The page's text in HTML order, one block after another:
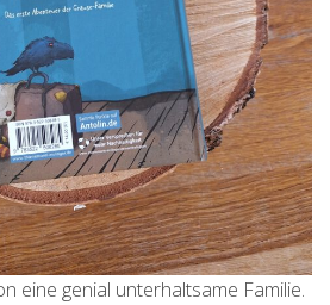
eine genial unterhaltsame Familie.